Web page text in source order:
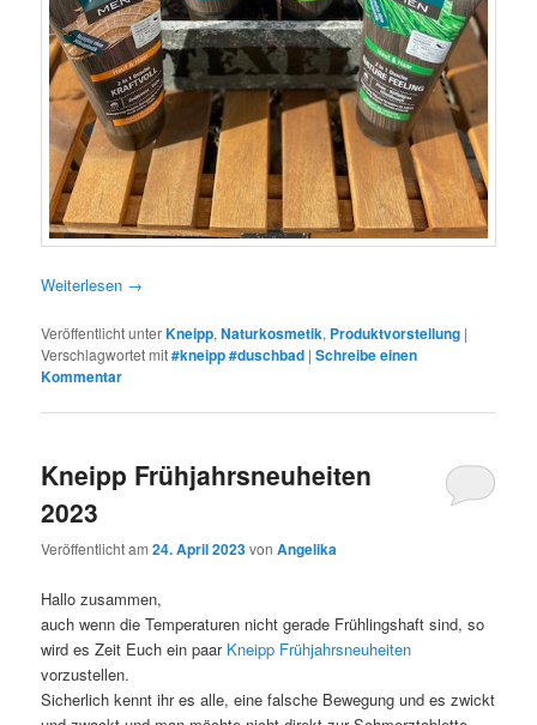
Weiterlesen →
Veröffentlicht unterKneipp,Naturkosmetik, Produktvorstellung |
Verschlagwortet mit#kneipp #duschbad |Schreibe einen
Kommentar
Kneipp Frühjahrsneuheiten
2023
Veröffentlicht am24. April 2023vonAngelika
Hallo zusammen,
auch wenn die Temperaturen nicht gerade Frühlingshaft sind, so
wird es Zeit Euch ein paar Kneipp Frühjahrsneuheiten
vorzustellen.
Sicherlich kennt ihr es alle, eine falsche Bewegung und es zwickt